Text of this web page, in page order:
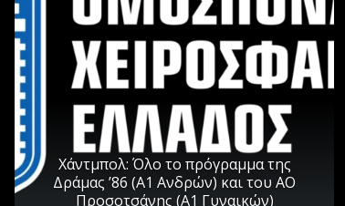
Χάντμπολ: Όλο το πρόγραμμα της
Δράμας ’86 (Α1 Ανδρών) και του ΑΟ
Προσοτσάνης (Α1 Γυναικών)